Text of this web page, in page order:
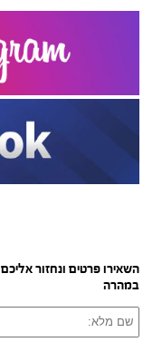
השאירו פרטים ונחזור אליכם
במהרה